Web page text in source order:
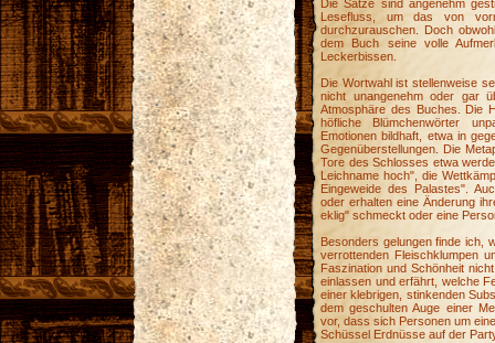
Die Sätze sind angenehm
Lesefluss, um das von
durchzurauschen. Doch
dem Buch seine volle
Leckerbissen.
Die Wortwahl ist stellenweise
nicht unangenehm oder gar
Atmosphäre des Buches. Die
höfliche Blümchenwörter
Emotionen bildhaft, etwa in
Gegenüberstellungen. Die
Tore des Schlosses etwa
Leichname hoch", die
Eingeweide des Palastes".
oder erhalten eine Änderung
eklig" schmeckt oder eine
Besonders gelungen finde ich,
verrottenden Fleischklumpen
Faszination und Schönheit
einlassen und erfährt, welche
einer klebrigen, stinkenden
dem geschulten Auge einer
vor, dass sich Personen um
Schüssel Erdnüsse auf der